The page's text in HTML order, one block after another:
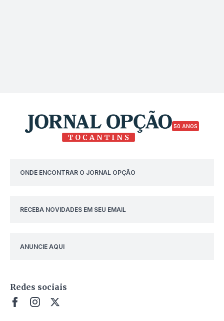
50 ANOS
ONDE ENCONTRAR O JORNAL OPÇÃO
RECEBA NOVIDADES EM SEU EMAIL
ANUNCIE AQUI
Redes sociais